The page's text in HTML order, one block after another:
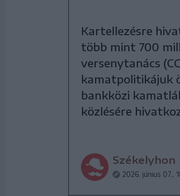
Kartellezésre
több mint 700
versenytanács
kamatpolitikájuk
bankközi
közlésére
Székelyhon
2026. június 07.,